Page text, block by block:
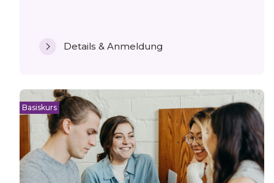
Details & Anmeldung
Basiskurs